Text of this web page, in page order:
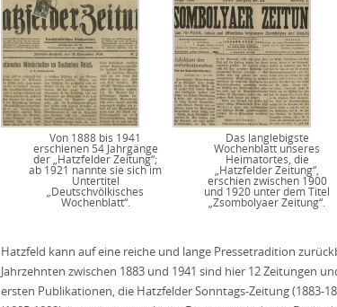
Von 1888 bis 1941
erschienen 54 Jahrgänge
der „Hatzfelder Zeitung“;
ab 1921 nannte sie sich im
Untertitel
„Deutschvölkisches
Wochenblatt“.
Das langlebigste
Wochenblatt unseres
Heimatortes, die
„Hatzfelder Zeitung“,
erschien zwischen 1900
und 1920 unter dem Titel
„Zsombolyaer Zeitung“.
Hatzfeld kann auf eine reiche und lange Pressetradition
Jahrzehnten zwischen 1883 und 1941 sind hier 12 Zeitungen
ersten Publikationen, die Hatzfelder Sonntags-Zeitung (1883-